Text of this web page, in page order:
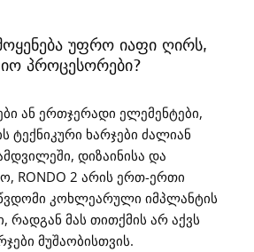
უფრო იაფი ღირს,
პროცესორები?
ან ერთჯერადი ელემენტები,
ტექნიკური ხარჯები ძალიან
დიზაინისა და
RONDO 2 არის ერთ-ერთი
კოხლეარული იმპლანტის
მას თითქმის არ აქვს
მუშაობისთვის.